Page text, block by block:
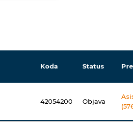
Koda Status
42054200 Objava